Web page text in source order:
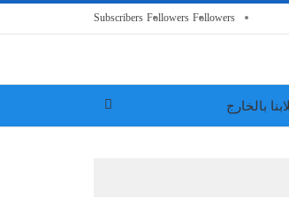
Followers
Followers
Subscribers
بالخارج